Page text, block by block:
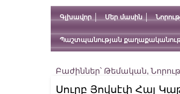
Գլխավոր Մեր մասին
Պաշտպանության
Բաժիններ՝ Թեմական,
Սուրբ Յովսէփ Հայ